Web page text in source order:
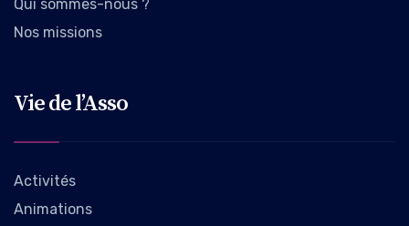
Qui sommes-nous ?
Nos missions
Vie de l’Asso
Activités
Animations